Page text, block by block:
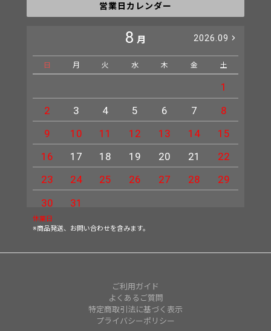
営業日カレンダー
8 月 2026.09
日 月 火 水 木 金 土
1
2
3 4 5 6 7
8
9
10 11 12 13 14
15
16
17 18 19 20 21
22
23
24 25 26 27 28
29
30
31
休業日
※商品発送、お問い合わせを含みます。
ご利用ガイド
よくあるご質問
特定商取引法に基づく表示
プライバシーポリシー